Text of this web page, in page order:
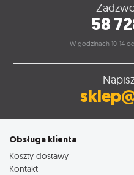
58
W godzinach 10-14
Obsługa klienta
Koszty dostawy
Kontakt